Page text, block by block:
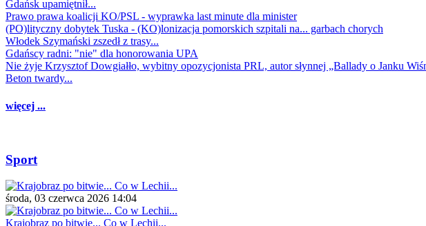
Gdańsk upamiętnił...
Prawo prawa koalicji KO/PSL - wyprawka last minute dla minister
(PO)lityczny dobytek Tuska - (KO)lonizacja pomorskich szpitali na... garbach chorych
Włodek Szymański zszedł z trasy...
Gdańscy radni: "nie" dla honorowania UPA
Nie żyje Krzysztof Dowgiałło, wybitny opozycjonista PRL, autor słynnej „Ballady o Janku
Beton twardy...
więcej ...
Sport
środa, 03 czerwca 2026 14:04
Krajobraz po bitwie... Co w Lechii...